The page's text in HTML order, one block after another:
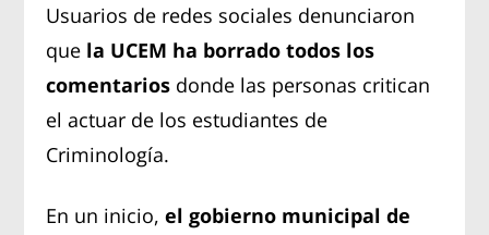
Usuarios de redes sociales denunciaron
que la UCEM ha borrado todos los
comentarios donde las personas critican
el actuar de los estudiantes de
Criminología.
En un inicio,el gobierno municipal de